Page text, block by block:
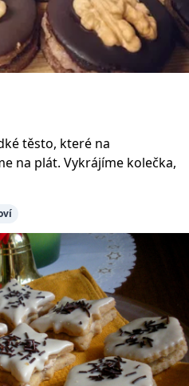
těsto, které na
na plát. Vykrájíme kolečka,